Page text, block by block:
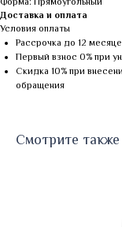
Доставка и оплата
Условия оплаты
Рассрочка до 12
Первый взнос 0% при
Скидка 10% при
обращения
Смотрите также